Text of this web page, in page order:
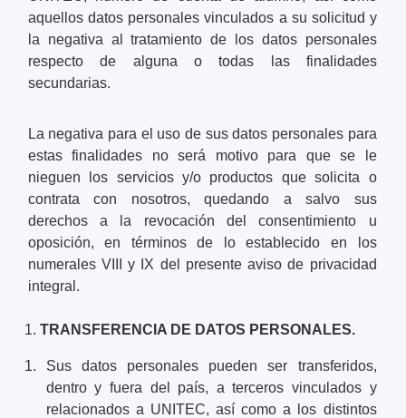
aquellos datos personales vinculados a su solicitud y
la negativa al tratamiento de los datos personales
respecto de alguna o todas las finalidades
secundarias.
La negativa para el uso de sus datos personales para
estas finalidades no será motivo para que se le
nieguen los servicios y/o productos que solicita o
contrata con nosotros, quedando a salvo sus
derechos a la revocación del consentimiento u
oposición, en términos de lo establecido en los
numerales VIII y IX del presente aviso de privacidad
integral.
TRANSFERENCIA DE DATOS PERSONALES.
Sus datos personales pueden ser transferidos,
dentro y fuera del país, a terceros vinculados y
relacionados a UNITEC, así como a los distintos